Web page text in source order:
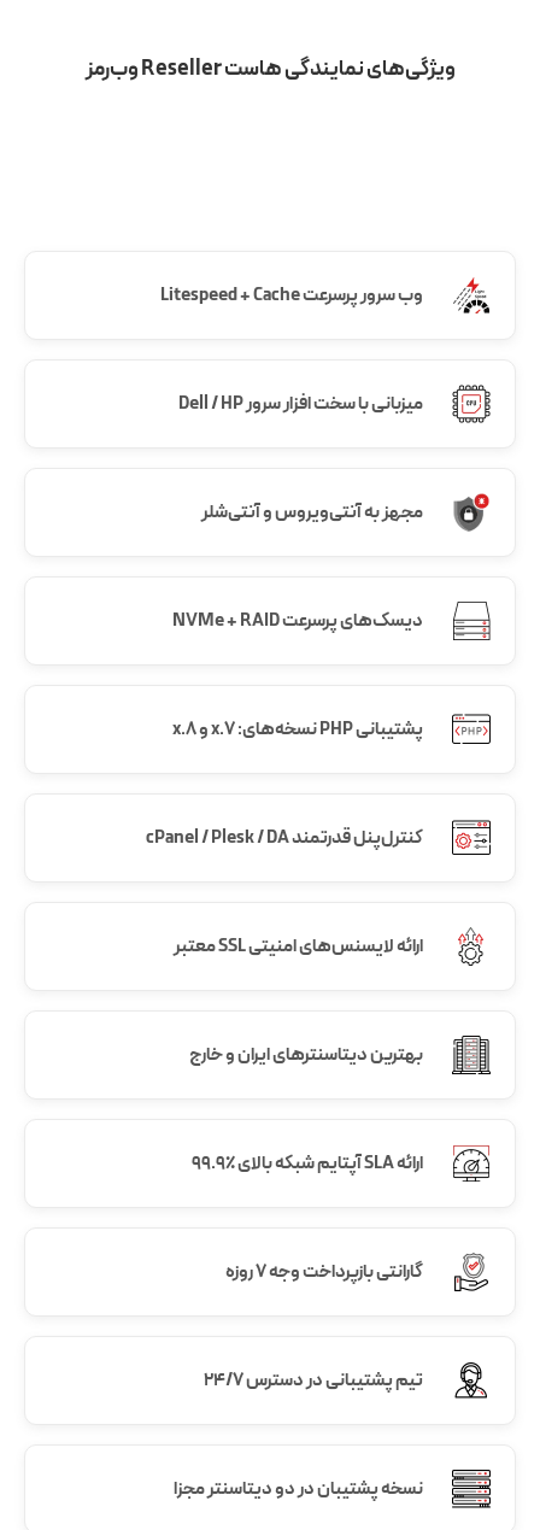
ویژگی‌های نمایندگی هاست Reseller وب‌رمز
وب سرور پرسرعت Litespeed + Cache
میزبانی با سخت افزار سرور Dell / HP
مجهز به آنتی‌ویروس و آنتی‌شلر
دیسک‌های پرسرعت NVMe + RAID
پشتیبانی PHP نسخه‌های: 7.x و 8.x
کنترل‌پنل قدرتمند cPanel / Plesk / DA
ارائه لایسنس‌های امنیتی SSL معتبر
بهترین دیتاسنترهای ایران و خارج
ارائه SLA آپتایم شبکه بالای ٪۹۹.۹
گارانتی بازپرداخت وجه ۷ روزه
تیم پشتیبانی در دسترس ۲۴/۷
نسخه پشتیبان در دو دیتاسنتر مجزا